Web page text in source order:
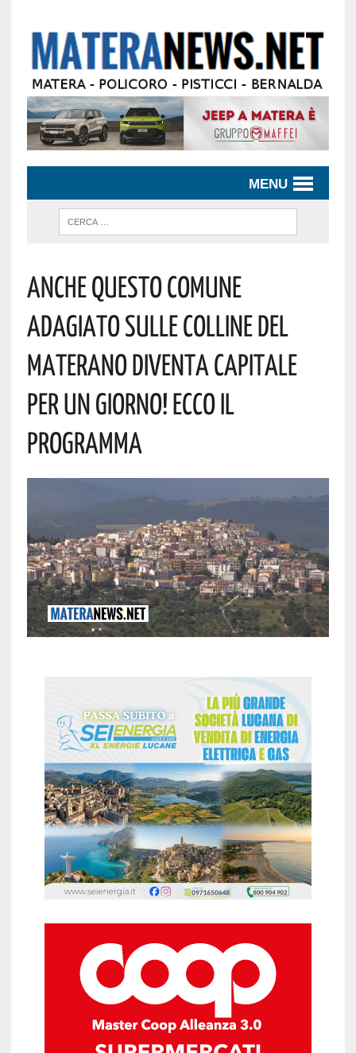
MENU
Anche Questo Comune
Adagiato Sulle Colline Del
Materano Diventa Capitale
Per Un Giorno! Ecco Il
Programma